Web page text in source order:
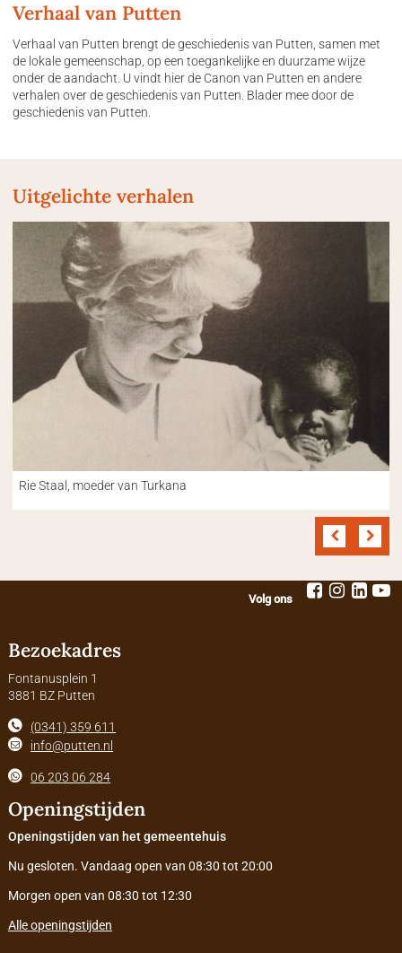
Verhaal van Putten
Verhaal van Putten brengt de geschiedenis van Putten, samen met
de lokale gemeenschap, op een toegankelijke en duurzame wijze
onder de aandacht. U vindt hier de Canon van Putten en andere
verhalen over de geschiedenis van Putten. Blader mee door de
geschiedenis van Putten.
Uitgelichte verhalen
Rie Staal, moeder van Turkana
Volg ons
Bezoekadres
Fontanusplein 1
3881 BZ Putten
(0341) 359 611
info@putten.nl
06 203 06 284
Openingstijden
Openingstijden van het gemeentehuis
Nu gesloten. Vandaag open van 08:30 tot 20:00
Morgen open van 08:30 tot 12:30
Alle openingstijden